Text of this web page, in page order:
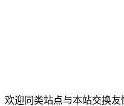
欢迎同类站点与本站交换